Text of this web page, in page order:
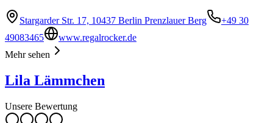
Stargarder Str. 17, 10437 Berlin Prenzlauer Berg
+49 30
49083465
www.regalrocker.de
Mehr sehen
Lila Lämmchen
Unsere Bewertung